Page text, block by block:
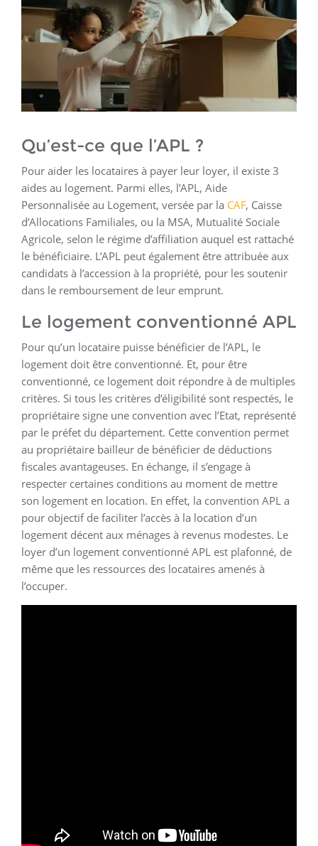
Qu’est-ce que l’APL ?
Pour aider les locataires à payer leur loyer, il existe 3
aides au logement. Parmi elles, l’APL, Aide
Personnalisée au Logement, versée par la CAF, Caisse
d’Allocations Familiales, ou la MSA, Mutualité Sociale
Agricole, selon le régime d’affiliation auquel est rattaché
le bénéficiaire. L’APL peut également être attribuée aux
candidats à l’accession à la propriété, pour les soutenir
dans le remboursement de leur emprunt.
Le logement conventionné APL
Pour qu’un locataire puisse bénéficier de l’APL, le
logement doit être conventionné. Et, pour être
conventionné, ce logement doit répondre à de multiples
critères. Si tous les critères d’éligibilité sont respectés, le
propriétaire signe une convention avec l’Etat, représenté
par le préfet du département. Cette convention permet
au propriétaire bailleur de bénéficier de déductions
fiscales avantageuses. En échange, il s’engage à
respecter certaines conditions au moment de mettre
son logement en location. En effet, la convention APL a
pour objectif de faciliter l’accès à la location d’un
logement décent aux ménages à revenus modestes. Le
loyer d’un logement conventionné APL est plafonné, de
même que les ressources des locataires amenés à
l’occuper.